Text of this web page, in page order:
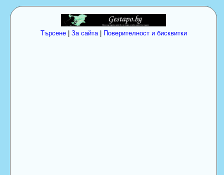
Търсене| За сайта| Поверителност и бисквитки